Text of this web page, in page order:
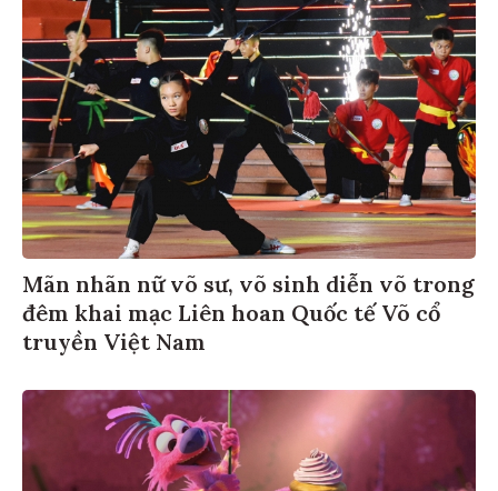
Mãn nhãn nữ võ sư, võ sinh diễn võ trong
đêm khai mạc Liên hoan Quốc tế Võ cổ
truyền Việt Nam